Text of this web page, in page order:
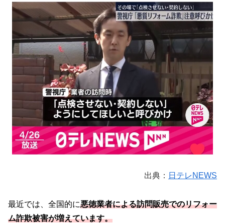
出典： 日テレNEWS
最近では、全国的に悪徳業者による訪問販売でのリフォー
ム詐欺被害が増えています。